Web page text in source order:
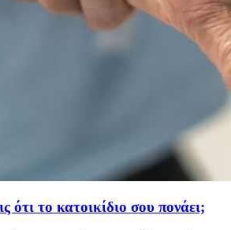
ότι το κατοικίδιο σου πονάει;